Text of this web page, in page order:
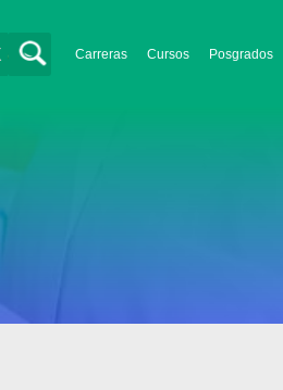
Carreras Cursos Posgrados